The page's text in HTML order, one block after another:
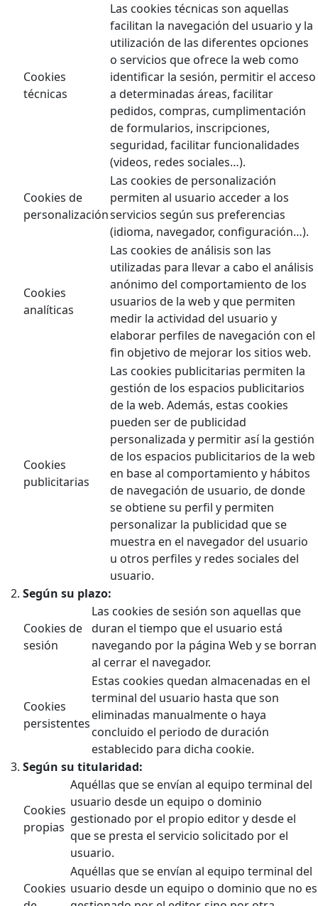
Cookies
técnicas
Las cookies técnicas son aquellas
facilitan la navegación del usuario y la
utilización de las diferentes opciones
o servicios que ofrece la web como
identificar la sesión, permitir el acceso
a determinadas áreas, facilitar
pedidos, compras, cumplimentación
de formularios, inscripciones,
seguridad, facilitar funcionalidades
(videos, redes sociales…).
Cookies de
personalización
Las cookies de personalización
permiten al usuario acceder a los
servicios según sus preferencias
(idioma, navegador, configuración…).
Cookies
analíticas
Las cookies de análisis son las
utilizadas para llevar a cabo el análisis
anónimo del comportamiento de los
usuarios de la web y que permiten
medir la actividad del usuario y
elaborar perfiles de navegación con el
fin objetivo de mejorar los sitios web.
Cookies
publicitarias
Las cookies publicitarias permiten la
gestión de los espacios publicitarios
de la web. Además, estas cookies
pueden ser de publicidad
personalizada y permitir así la gestión
de los espacios publicitarios de la web
en base al comportamiento y hábitos
de navegación de usuario, de donde
se obtiene su perfil y permiten
personalizar la publicidad que se
muestra en el navegador del usuario
u otros perfiles y redes sociales del
usuario.
Según su plazo:
Cookies de
sesión
Las cookies de sesión son aquellas que
duran el tiempo que el usuario está
navegando por la página Web y se borran
al cerrar el navegador.
Cookies
persistentes
Estas cookies quedan almacenadas en el
terminal del usuario hasta que son
eliminadas manualmente o haya
concluido el periodo de duración
establecido para dicha cookie.
Según su titularidad:
Cookies
propias
Aquéllas que se envían al equipo terminal del
usuario desde un equipo o dominio
gestionado por el propio editor y desde el
que se presta el servicio solicitado por el
usuario.
Cookies
Aquéllas que se envían al equipo terminal del
usuario desde un equipo o dominio que no es